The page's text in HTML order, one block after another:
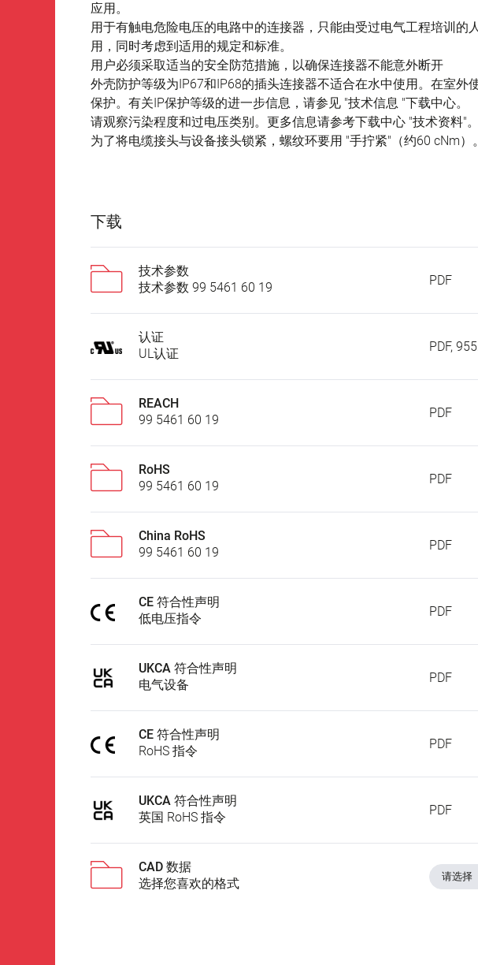
应用。
用于有触电危险电压的电路中的连接器，只能由受过电气工程培训的
用，同时考虑到适用的规定和标准。
用户必须采取适当的安全防范措施，以确保连接器不能意外断开
外壳防护等级为IP67和IP68的插头连接器不适合在水中使用。在室外
保护。有关IP保护等级的进一步信息，请参见 "技术信息 "下载中心。
请观察污染程度和过电压类别。更多信息请参考下载中心 "技术资料"。
为了将电缆接头与设备接头锁紧，螺纹环要用 "手拧紧"（约60 cNm）。
下载
技术参数
技术参数 99 5461 60 19
PDF
认证
UL认证
PDF,
REACH
99 5461 60 19
PDF
RoHS
99 5461 60 19
PDF
China RoHS
99 5461 60 19
PDF
CE 符合性声明
低电压指令
PDF
UKCA 符合性声明
电气设备
PDF
CE 符合性声明
RoHS 指令
PDF
UKCA 符合性声明
英国 RoHS 指令
PDF
CAD 数据
选择您喜欢的格式
请选择